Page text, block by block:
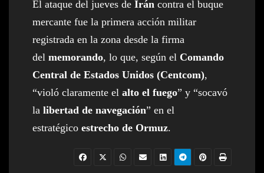
El ataque del jueves de Irán contra el buque
mercante fue la primera acción militar
registrada en la zona desde la firma
del memorando, lo que, según el Comando
Central de Estados Unidos (Centcom),
“violó claramente el alto el fuego” y “socavó
la libertad de navegación” en el
estratégico estrecho de Ormuz.